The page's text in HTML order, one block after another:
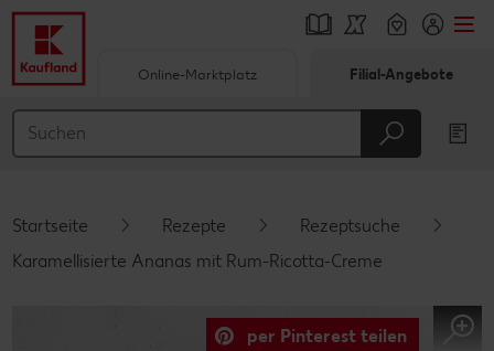
Hauptinhalt
Schwebender Seitenbereich
Online-Marktplatz Filial-Angebote
Startseite Rezepte
Rezeptsuche
Karamellisierte Ananas mit Rum-Ricotta-Creme
per Pinterest teilen